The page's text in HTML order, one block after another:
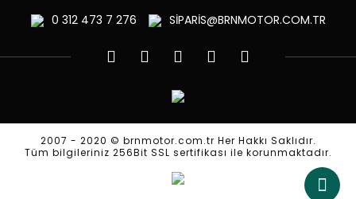
0 312473 7 276 SİPARİS@BRNMOTOR.COM.TR
2007 - 2020 © brnmotor.com.tr Her Hakkı Saklıdır.
Tüm bilgileriniz 256Bit SSL sertifikası ile korunmaktadır.